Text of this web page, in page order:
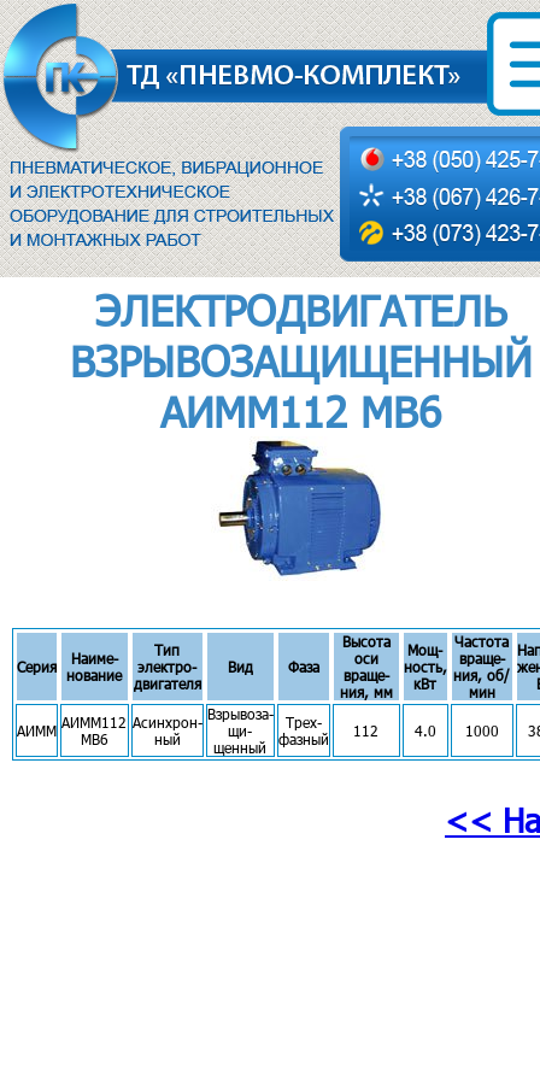
ЭЛЕКТРОДВИГАТЕЛЬ
ВЗРЫВОЗАЩИЩЕННЫЙ
АИММ112 МВ6
Серия
Наиме-
нование
Тип
электро-
двигателя
Вид Фаза
Высота
оси
враще-
ния, мм
Мощ-
ность,
кВт
Частота
враще-
ния, об/
мин
АИММ АИММ112
МВ6
Асинхрон-
ный
Взрывоза-
щи-
щенный
Трех-
фазный
112 4.0 1000
<<